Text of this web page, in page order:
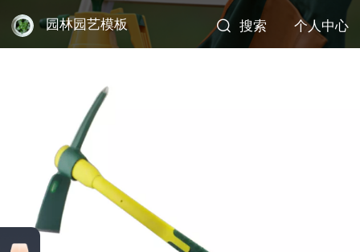
园林园艺模板 搜索 个人中心